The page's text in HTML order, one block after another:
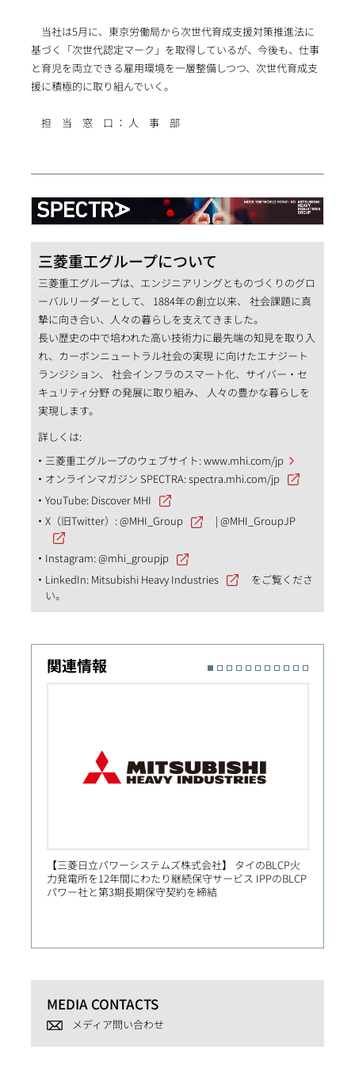
当社は5月に、東京労働局から次世代育成支援対策推進法に
基づく「次世代認定マーク」を取得しているが、今後も、仕事
と育児を両立できる雇用環境を一層整備しつつ、次世代育成支
援に積極的に取り組んでいく。
担 当 窓 口 ： 人 事 部
三菱重工グループについて
三菱重工グループは、エンジニアリングとものづくりのグロ
ーバルリーダーとして、 1884年の創立以来、 社会課題に真
摯に向き合い、人々の暮らしを支えてきました。
長い歴史の中で培われた高い技術力に最先端の知見を取り入
れ、カーボンニュートラル社会の実現 に向けたエナジート
ランジション、 社会インフラのスマート化、サイバー・セ
キュリティ分野 の発展に取り組み、 人々の豊かな暮らしを
実現します。
詳しくは:
三菱重工グループのウェブサイト:www.mhi.com/jp
オンラインマガジン SPECTRA:spectra.mhi.com/jp
YouTube: Discover MHI
X（旧Twitter）:@MHI_Group |@MHI_GroupJP
Instagram:@mhi_groupjp
LinkedIn: Mitsubishi Heavy Industries
をご覧くださ
い。
関連情報
【三菱日立パワーシステムズ株式会社】 タイのBLCP火
力発電所を12年間にわたり継続保守サービス IPPのBLCP
パワー社と第3期長期保守契約を締結
MEDIA CONTACTS
メディア問い合わせ